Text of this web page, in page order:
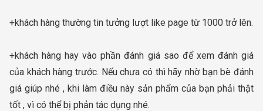
+khách hàng thường tin tưởng lượt like page từ 1000 trở lên.
+khách hàng hay vào phần đánh giá sao để xem đánh giá
của khách hàng trước. Nếu chưa có thì hãy nhờ bạn bè đánh
giá giúp nhé , khi làm điều này sản phẩm của bạn phải thật
tốt , vì có thể bị phản tác dụng nhé.